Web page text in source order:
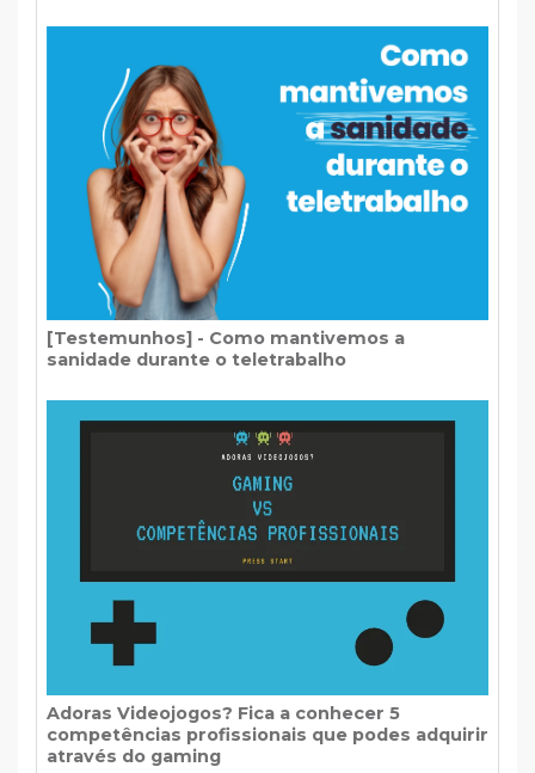
[Testemunhos] - Como mantivemos a
sanidade durante o teletrabalho
Adoras Videojogos? Fica a conhecer 5
competências profissionais que podes adquirir
através do gaming